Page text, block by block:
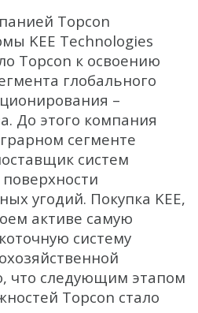
Topcon
KEE Technologies
Topcon к освоению
глобального
–
До этого компания
сегменте
систем
угодий. Покупка KEE,
активе самую
систему
что следующим этапом
Topcon стало